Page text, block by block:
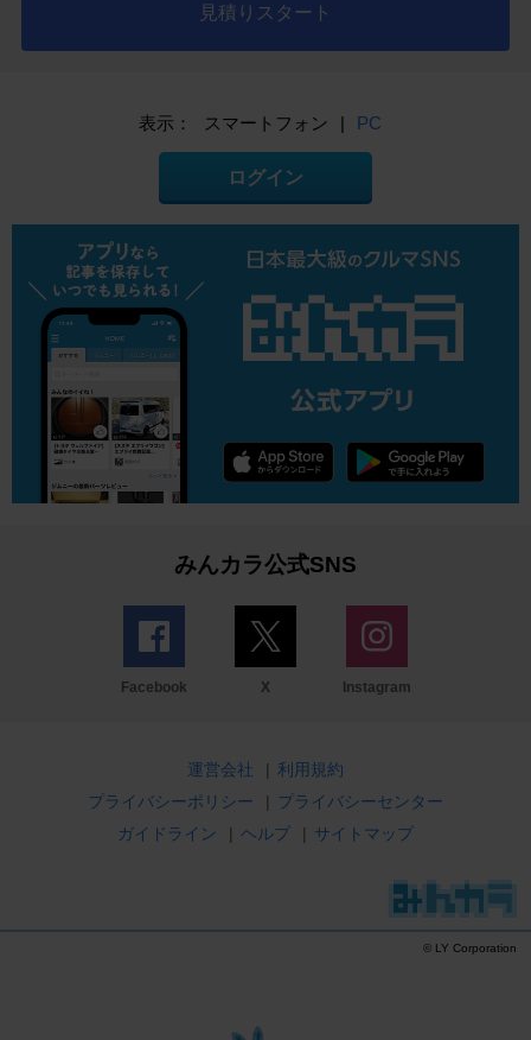
見積りスタート
表示： スマートフォン | PC
ログイン
みんカラ公式SNS
Facebook X Instagram
運営会社 | 利用規約
プライバシーポリシー
| プライバシーセンター
ガイドライン
| ヘルプ | サイトマップ
© LY Corporation